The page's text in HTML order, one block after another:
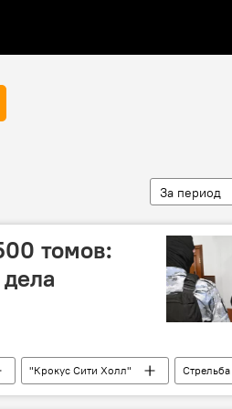
За период
томов:
"Крокус Сити Холл"
Стрельба
Азербайджан